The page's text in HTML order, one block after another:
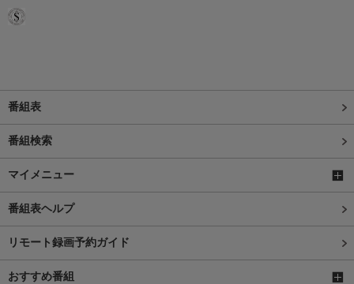
番組表
番組検索
マイメニュー
番組表ヘルプ
リモート録画予約ガイド
おすすめ番組